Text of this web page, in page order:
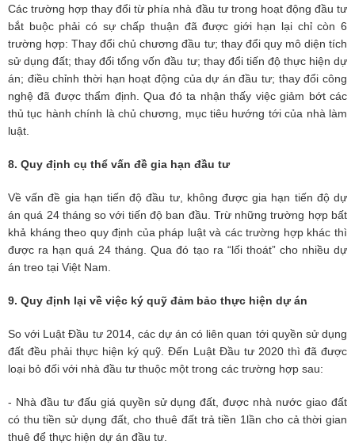
Các trường hợp thay đổi từ phía nhà đầu tư trong hoạt động đầu tư
bắt buộc phải có sự chấp thuận đã được giới hạn lại chỉ còn 6
trường hợp: Thay đổi chủ chương đầu tư; thay đổi quy mô diện tích
sử dụng đất; thay đổi tổng vốn đầu tư; thay đổi tiến độ thực hiện dự
án; điều chỉnh thời hạn hoạt động của dự án đầu tư; thay đổi công
nghệ đã được thẩm định. Qua đó ta nhận thấy việc giảm bớt các
thủ tục hành chính là chủ chương, mục tiêu hướng tới của nhà làm
luật.
8. Quy định cụ thể vấn đề gia hạn đầu tư
Về vấn đề gia hạn tiến độ đầu tư, không được gia hạn tiến độ dự
án quá 24 tháng so với tiến độ ban đầu. Trừ những trường hợp bất
khả kháng theo quy định của pháp luật và các trường hợp khác thì
được ra hạn quá 24 tháng. Qua đó tạo ra “lối thoát” cho nhiều dự
án treo tại Việt Nam.
9. Quy định lại về việc ký quỹ đảm bảo thực hiện dự án
So với Luật Đầu tư 2014, các dự án có liên quan tới quyền sử dụng
đất đều phải thực hiện ký quỹ. Đến Luật Đầu tư 2020 thì đã được
loại bỏ đối với nhà đầu tư thuộc một trong các trường hợp sau:
- Nhà đầu tư đấu giá quyền sử dụng đất, được nhà nước giao đất
có thu tiền sử dụng đất, cho thuê đất trả tiền 1lần cho cả thời gian
thuê để thực hiện dự án đầu tư.